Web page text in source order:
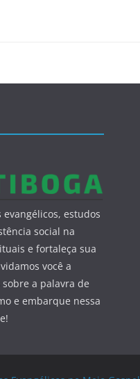
estudos
social na
e fortaleça sua
você a
a palavra de
e embarque nessa